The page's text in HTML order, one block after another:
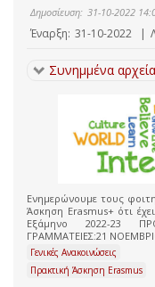
Δημοσίευση: 31-10-2022
Έναρξη: 31-10-2022 |
Συνημμένα αρχεία
Ενημερώνουμε τους
Άσκηση Erasmus+ ότι
Εξάμηνο 2022-23
ΓΡΑΜΜΑΤΕΙΕΣ:21
Γενικές Ανακοινώσεις
Πρακτική Άσκηση Erasmus